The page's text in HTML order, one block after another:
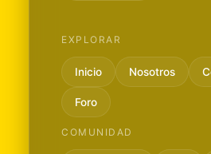
EXPLORAR
Inicio Nosotros
Foro
COMUNIDAD